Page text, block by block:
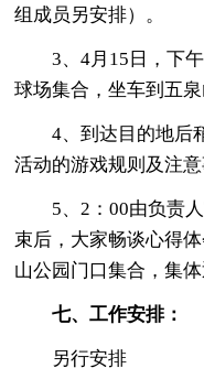
组成员另安排）。
3、4月15日，下
球场集合，坐车到五泉
4、到达目的地后
活动的游戏规则及注意
5、2：00由负责
束后，大家畅谈心得
山公园门口集合，集体
七、工作安排：
另行安排